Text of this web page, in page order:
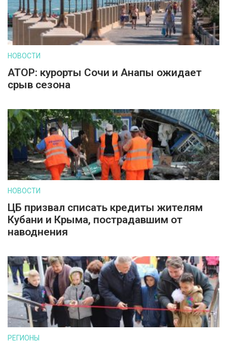
НОВОСТИ
АТОР: курорты Сочи и Анапы ожидает
срыв сезона
НОВОСТИ
ЦБ призвал списать кредиты жителям
Кубани и Крыма, пострадавшим от
наводнения
РЕГИОНЫ